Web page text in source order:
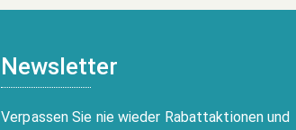
Newsletter
Verpassen Sie nie wieder Rabattaktionen und